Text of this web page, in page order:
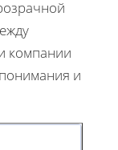
компании
и